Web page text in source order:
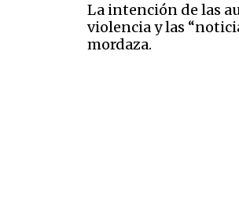
La intención de las
violencia y las
mordaza.